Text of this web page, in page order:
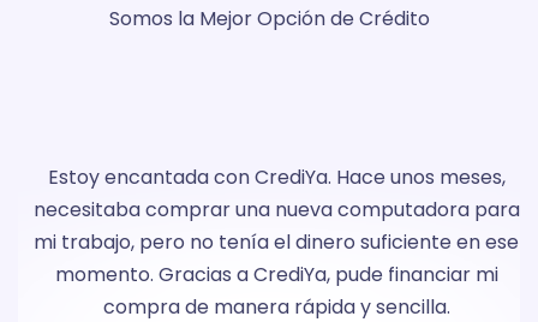
Somos la Mejor Opción de Crédito
Estoy encantada con CrediYa. Hace unos meses,
necesitaba comprar una nueva computadora para
mi trabajo, pero no tenía el dinero suficiente en ese
momento. Gracias a CrediYa, pude financiar mi
compra de manera rápida y sencilla.